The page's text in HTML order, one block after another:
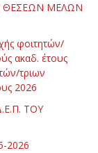
ΘΕΣΕΩΝ ΜΕΛΩΝ
φοιτητών/
ακαδ. έτους
τριων
2026
ΤΟΥ
2026